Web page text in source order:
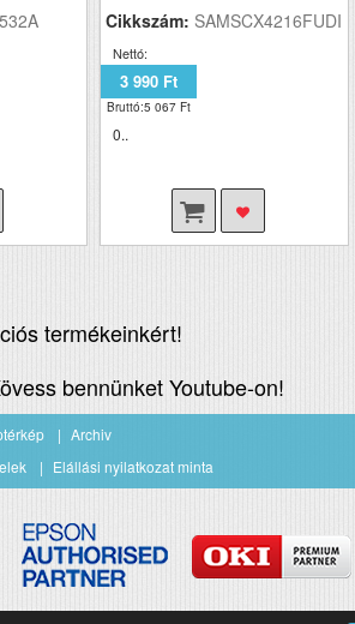
Cikkszám: SAMSCX4216FUDI
Nettó:
3 990 Ft
Bruttó:5 067 Ft
0..
termékeinkért!
bennünket Youtube-on!
Archiv
Elállási nyilatkozat minta